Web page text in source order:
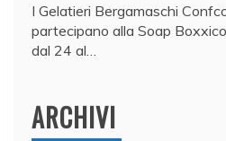
I Gelatieri Bergamaschi
partecipano alla Soap
dal 24 al…
ARCHIVI